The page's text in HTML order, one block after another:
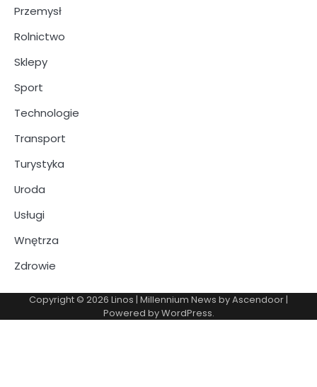
Przemysł
Rolnictwo
Sklepy
Sport
Technologie
Transport
Turystyka
Uroda
Usługi
Wnętrza
Zdrowie
Copyright © 2026 Linos | Millennium News byAscendoor|
Powered byWordPress.